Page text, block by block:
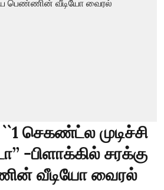
செகண்ட்ல முடிச்சி
-பிளாக்கில் சரக்கு
வீடியோ வைரல்